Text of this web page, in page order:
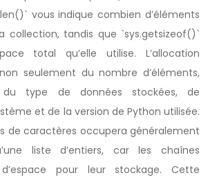
vous indique combien d’éléments
collection, tandis que `sys.getsizeof()`
total qu’elle utilise. L’allocation
seulement du nombre d’éléments,
type de données stockées, de
et de la version de Python utilisée.
de caractères occupera généralement
liste d’entiers, car les chaînes
pour leur stockage. Cette